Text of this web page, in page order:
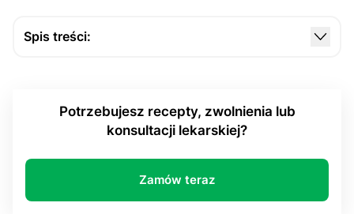
Spis treści:
Jakie są najczęstsze przyczyny przewlekłej
niewydolności nerek?
Jakie objawy mogą wskazywać na przewlekłą
niewydolność nerek?
Potrzebujesz recepty, zwolnienia lub
konsultacji lekarskiej?
Zamów teraz